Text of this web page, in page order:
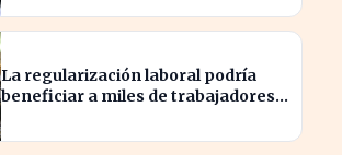
La regularización laboral podría
beneficiar a miles de trabajadores